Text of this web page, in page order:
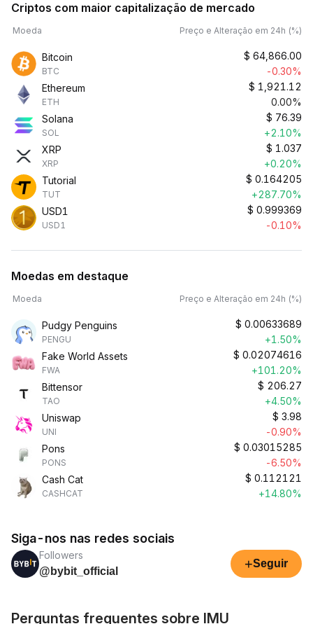
Criptos com maior capitalização de mercado
Moeda Preço e Alteração em 24h (%)
Bitcoin
BTC
$ 64,866.00
-0.30%
Ethereum
ETH
$ 1,921.12
0.00%
Solana
SOL
$ 76.39
+2.10%
XRP
XRP
$ 1.037
+0.20%
Tutorial
TUT
$ 0.164205
+287.70%
USD1
USD1
$ 0.999369
-0.10%
Moedas em destaque
Moeda Preço e Alteração em 24h (%)
Pudgy Penguins
PENGU
$ 0.00633689
+1.50%
Fake World Assets
FWA
$ 0.02074616
+101.20%
Bittensor
TAO
$ 206.27
+4.50%
Uniswap
UNI
$ 3.98
-0.90%
Pons
PONS
$ 0.03015285
-6.50%
Cash Cat
CASHCAT
$ 0.112121
+14.80%
Siga-nos nas redes sociais
Followers
@bybit_official
+Seguir
Perguntas frequentes sobre IMU